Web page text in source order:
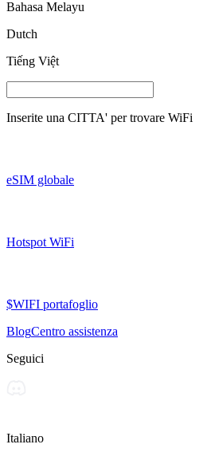
Bahasa Melayu
Dutch
Tiếng Việt
Inserite una CITTA' per trovare WiFi
eSIM globale
Hotspot WiFi
$WIFI portafoglio
BlogCentro assistenza
Seguici
Italiano